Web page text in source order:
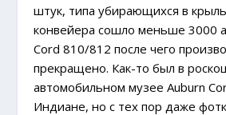
штук, типа убирающихся в
конвейера сошло меньше 3000
Cord 810/812 после чего
прекращено. Как-то был в
автомобильном музее Auburn
Индиане, но с тех пор даже